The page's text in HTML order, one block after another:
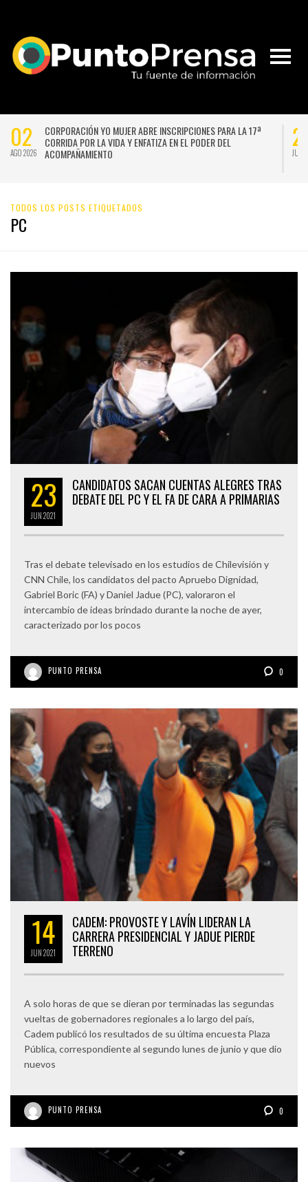
02
AGO 2026
CORPORACIÓN YO MUJER ABRE INSCRIPCIONES PARA LA 17ª
CORRIDA POR LA VIDA Y ENFATIZA EN EL PODER DEL
ACOMPAÑAMIENTO
JUL
TODOS LOS POSTS ETIQUETADOS
PC
23
JUN2021
CANDIDATOS SACAN CUENTAS ALEGRES TRAS
DEBATE DEL PC Y EL FA DE CARA A PRIMARIAS
Tras el debate televisado en los estudios de Chilevisión y
CNN Chile, los candidatos del pacto Apruebo Dignidad,
Gabriel Boric (FA) y Daniel Jadue (PC), valoraron el
intercambio de ideas brindado durante la noche de ayer,
caracterizado por los pocos
PUNTO PRENSA 0
14
JUN2021
CADEM: PROVOSTE Y LAVÍN LIDERAN LA
CARRERA PRESIDENCIAL Y JADUE PIERDE
TERRENO
A solo horas de que se dieran por terminadas las segundas
vueltas de gobernadores regionales a lo largo del país,
Cadem publicó los resultados de su última encuesta Plaza
Pública, correspondiente al segundo lunes de junio y que dio
nuevos
PUNTO PRENSA 0